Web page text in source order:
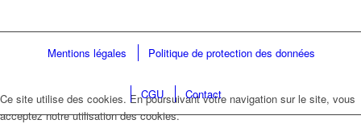
Mentions légales Politique de protection des données
CGU Contact
Ce site utilise des cookies. En poursuivant votre navigation sur le site, vous
acceptez notre utilisation des cookies.